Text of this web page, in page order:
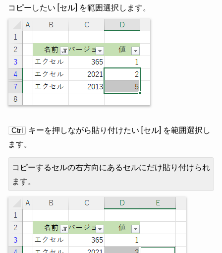
コピーしたい [セル] を範囲選択します。
Ctrl
キーを押しながら貼り付けたい [セル] を範囲選択し
ます。
コピーするセルの右方向にあるセルにだけ貼り付けられ
ます。